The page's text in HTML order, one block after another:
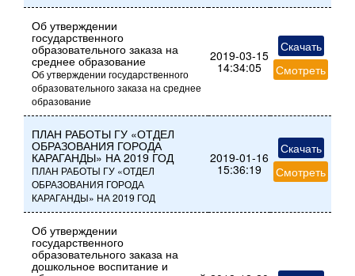
Об утверждении
государственного
образовательного заказа на
среднее образование
Об утверждении государственного
образовательного заказа на среднее
образование
2019-03-15
14:34:05
Скачать
Смотреть
ПЛАН РАБОТЫ ГУ «ОТДЕЛ
ОБРАЗОВАНИЯ ГОРОДА
КАРАГАНДЫ» НА 2019 ГОД
ПЛАН РАБОТЫ ГУ «ОТДЕЛ
ОБРАЗОВАНИЯ ГОРОДА
КАРАГАНДЫ» НА 2019 ГОД
2019-01-16
15:36:19
Скачать
Смотреть
Об утверждении
государственного
образовательного заказа на
дошкольное воспитание и